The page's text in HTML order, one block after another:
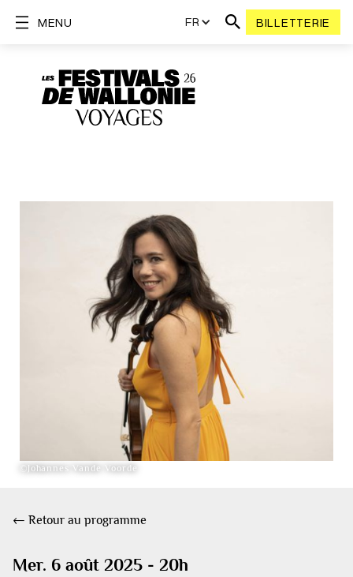
FR BILLETTERIE
MENU
©Johannes Vande Voorde
← Retour au programme
Mer. 6 août 2025 - 20h